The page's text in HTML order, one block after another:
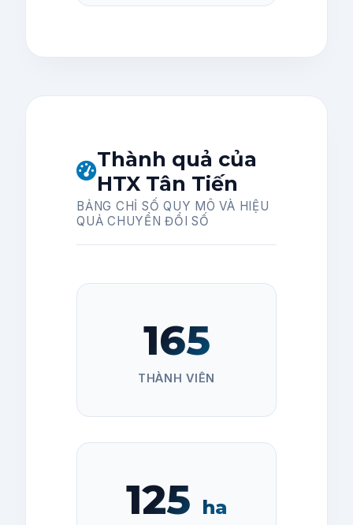
Thành quả của
HTX Tân Tiến
BẢNG CHỈ SỐ QUY MÔ VÀ HIỆU
QUẢ CHUYỂN ĐỔI SỐ
165
THÀNH VIÊN
125 ha